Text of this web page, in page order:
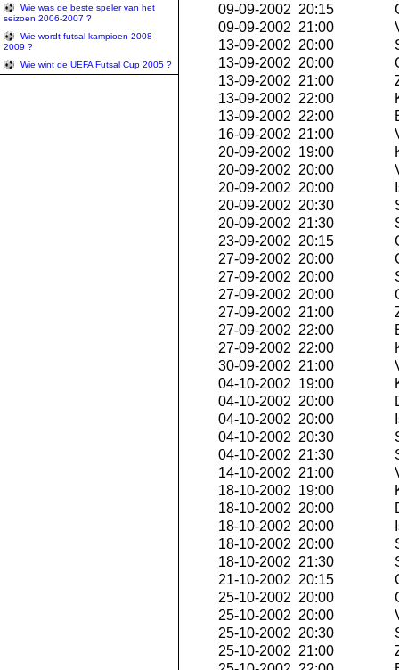
Wie was de beste speler van het
seizoen 2006-2007 ?
Wie wordt futsal kampioen 2008-
2009 ?
Wie wint de UEFA Futsal Cup 2005 ?
09-09-2002 20:15
09-09-2002 21:00
13-09-2002 20:00
13-09-2002 20:00
13-09-2002 21:00
13-09-2002 22:00
13-09-2002 22:00
16-09-2002 21:00
20-09-2002 19:00
20-09-2002 20:00
20-09-2002 20:00
20-09-2002 20:30
20-09-2002 21:30
23-09-2002 20:15
27-09-2002 20:00
27-09-2002 20:00
27-09-2002 20:00
27-09-2002 21:00
27-09-2002 22:00
27-09-2002 22:00
30-09-2002 21:00
04-10-2002 19:00
04-10-2002 20:00
04-10-2002 20:00
04-10-2002 20:30
04-10-2002 21:30
14-10-2002 21:00
18-10-2002 19:00
18-10-2002 20:00
18-10-2002 20:00
18-10-2002 20:00
18-10-2002 21:30
21-10-2002 20:15
25-10-2002 20:00
25-10-2002 20:00
25-10-2002 20:30
25-10-2002 21:00